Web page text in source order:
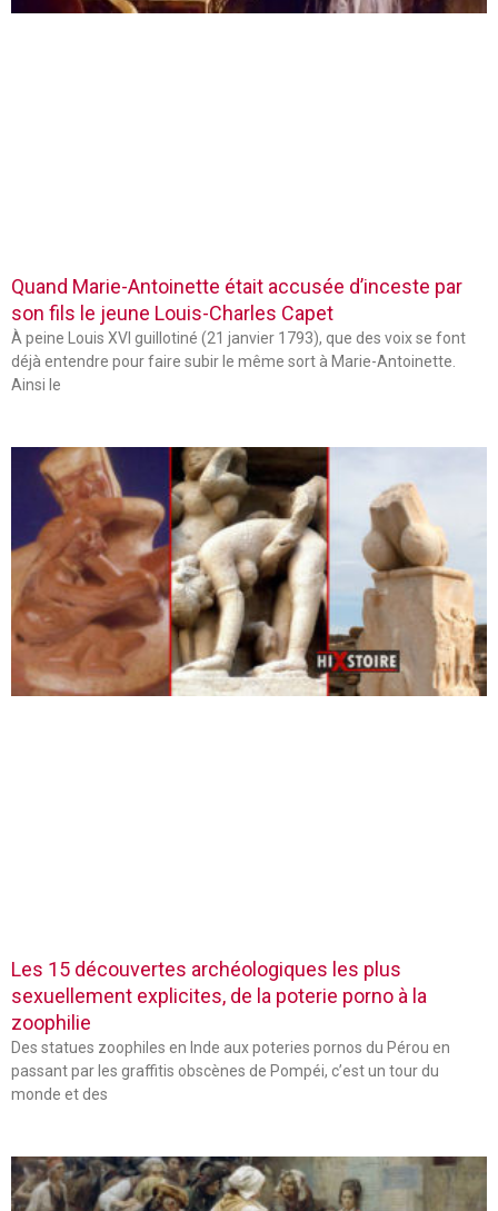
Quand Marie-Antoinette était accusée d’inceste par
son fils le jeune Louis-Charles Capet
À peine Louis XVI guillotiné (21 janvier 1793), que des voix se font
déjà entendre pour faire subir le même sort à Marie-Antoinette.
Ainsi le
Les 15 découvertes archéologiques les plus
sexuellement explicites, de la poterie porno à la
zoophilie
Des statues zoophiles en Inde aux poteries pornos du Pérou en
passant par les graffitis obscènes de Pompéi, c’est un tour du
monde et des